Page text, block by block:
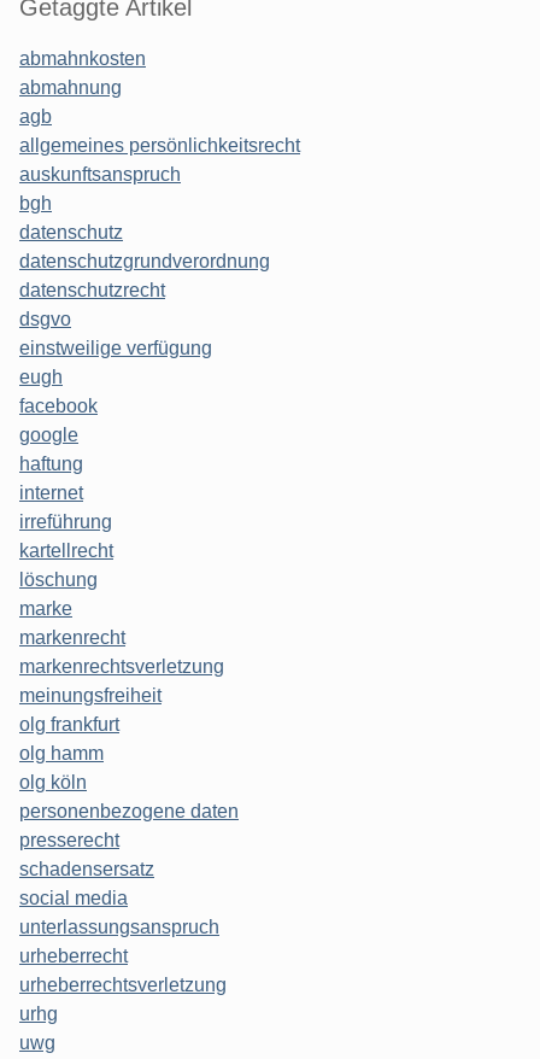
Getaggte Artikel
abmahnkosten
abmahnung
agb
allgemeines persönlichkeitsrecht
auskunftsanspruch
bgh
datenschutz
datenschutzgrundverordnung
datenschutzrecht
dsgvo
einstweilige verfügung
eugh
facebook
google
haftung
internet
irreführung
kartellrecht
löschung
marke
markenrecht
markenrechtsverletzung
meinungsfreiheit
olg frankfurt
olg hamm
olg köln
personenbezogene daten
presserecht
schadensersatz
social media
unterlassungsanspruch
urheberrecht
urheberrechtsverletzung
urhg
uwg